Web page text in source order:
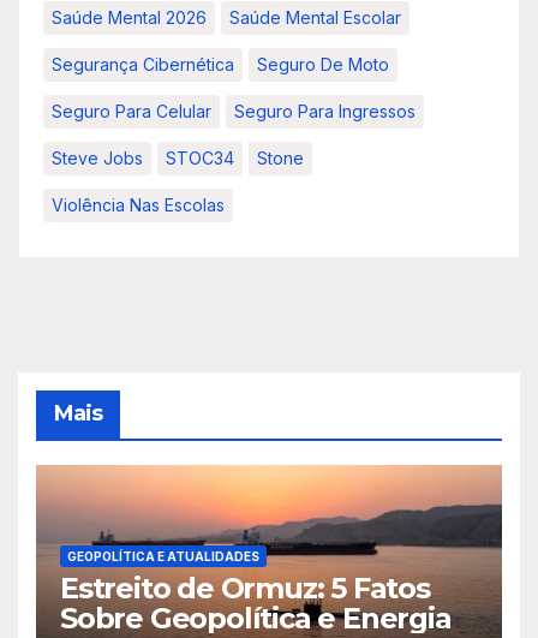
Saúde Mental 2026 Saúde Mental Escolar
Segurança Cibernética Seguro De Moto
Seguro Para Celular Seguro Para Ingressos
Steve Jobs STOC34 Stone
Violência Nas Escolas
Mais
GEOPOLÍTICA E ATUALIDADES
Estreito de Ormuz: 5 Fatos
Sobre Geopolítica e Energia